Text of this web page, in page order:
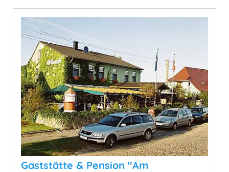
Gaststätte & Pension "Am